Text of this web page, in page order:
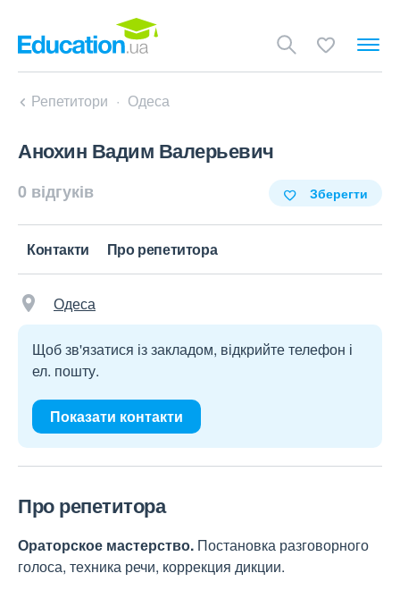
Репетитори Одеса
Анохин Вадим Валерьевич
0 відгуків Зберегти
Контакти Про репетитора
Одеса
Щоб зв'язатися із закладом, відкрийте телефон і
ел. пошту.
Показати контакти
Про репетитора
Ораторское мастерство. Постановка разговорного
голоса, техника речи, коррекция дикции.